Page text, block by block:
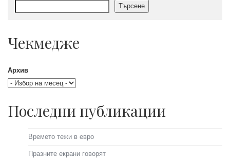
Търсене
Чекмедже
Архив
Последни публикации
Времето тежи в евро
Празните екрани говорят